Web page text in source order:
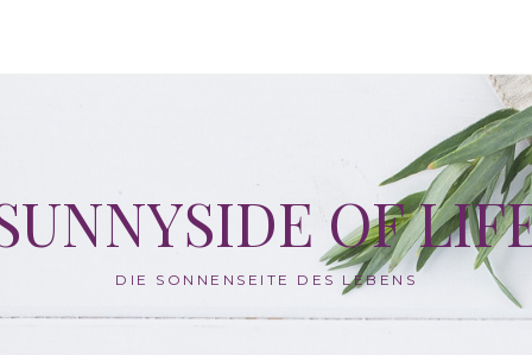
OF
DIE SONNENSEITE DES LEBENS